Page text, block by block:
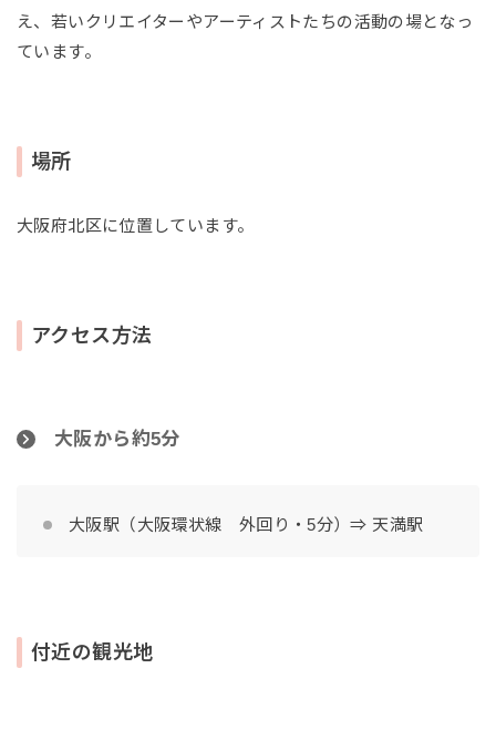
え、若いクリエイターやアーティストたちの活動の場となっ
ています。
場所
大阪府北区に位置しています。
アクセス方法
大阪から約5分
大阪駅（大阪環状線 外回り・5分）⇒ 天満駅
付近の観光地